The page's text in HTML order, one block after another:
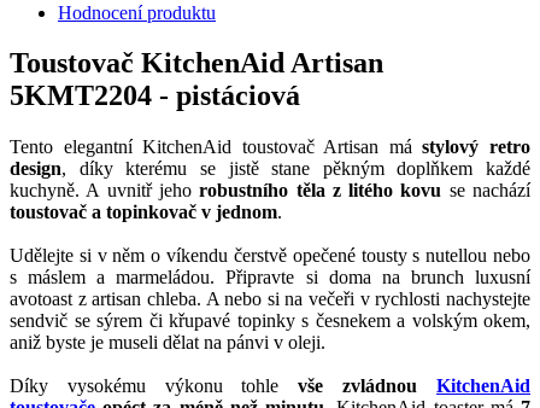
Hodnocení produktu
Toustovač KitchenAid Artisan
5KMT2204 - pistáciová
Tento elegantní KitchenAid toustovač Artisan mástylový retro
design, díky kterému se jistě stane pěkným doplňkem každé
kuchyně. A uvnitř jehorobustního těla z litého kovu se nachází
toustovač a topinkovač v jednom.
Udělejte si v něm o víkendu čerstvě opečené tousty s nutellou nebo
s máslem a marmeládou. Připravte si doma na brunch luxusní
avotoast z artisan chleba. A nebo si na večeři v rychlosti nachystejte
sendvič se sýrem či křupavé topinky s česnekem a volským okem,
aniž byste je museli dělat na pánvi v oleji.
Díky vysokému výkonu tohlevše zvládnouKitchenAid